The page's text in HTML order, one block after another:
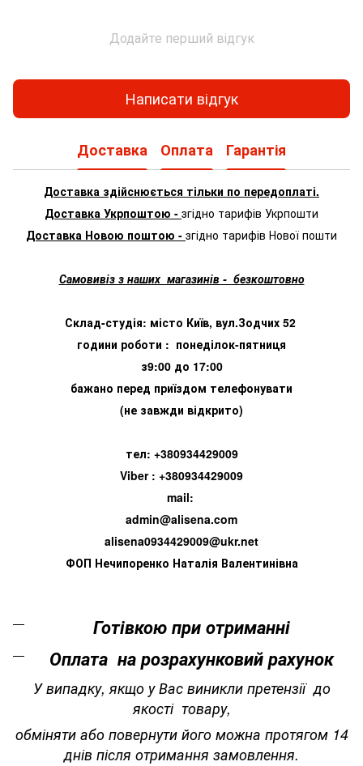
Додайте перший відгук
Написати відгук
Доставка Оплата Гарантія
Доставка здійснюється тільки по передоплаті.
Доставка Укрпоштою - згідно тарифів Укрпошти
Доставка Новою поштою - згідно тарифів Нової пошти
Самовивіз з наших магазинів - безкоштовно
Склад-студія: місто Київ, вул.Зодчих 52
години роботи : понеділок-пятниця
з9:00 до 17:00
бажано перед приїздом телефонувати
(не завжди відкрито)
тел: +380934429009
Viber : +380934429009
mail:
admin@alisena.com
alisena0934429009@ukr.net
ФОП Нечипоренко Наталія Валентинівна
Готівкою при отриманні
Оплата на розрахунковий рахунок
У випадку, якщо у Вас виникли претензії до
якості товару,
обміняти або повернути його можна протягом 14
днів після отримання замовлення.